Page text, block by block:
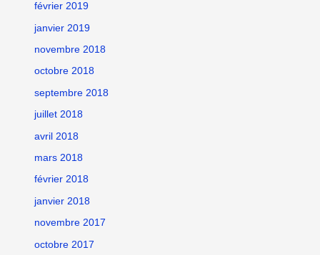
février 2019
janvier 2019
novembre 2018
octobre 2018
septembre 2018
juillet 2018
avril 2018
mars 2018
février 2018
janvier 2018
novembre 2017
octobre 2017